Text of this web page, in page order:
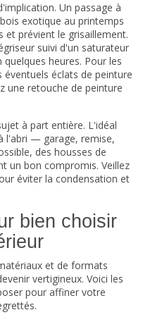
Un passage à
exotique au printemps
prévient le grisaillement.
suivi d'un saturateur
heures. Pour les
éventuels éclats de peinture
une retouche de peinture
à part entière. L'idéal
l'abri — garage, remise,
des housses de
un bon compromis. Veillez
éviter la condensation et
bien choisir
et de formats
vertigineux. Voici les
pour affiner votre